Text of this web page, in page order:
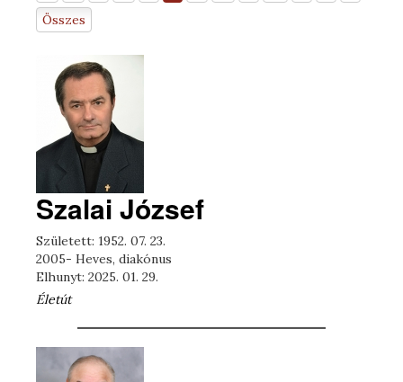
Összes
Szalai József
Született: 1952. 07. 23.
2005- Heves, diakónus
Elhunyt: 2025. 01. 29.
Életút